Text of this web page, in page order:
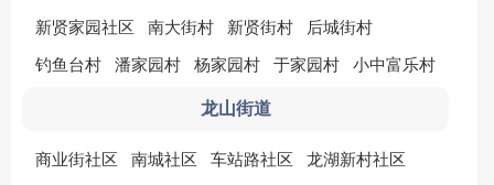
新贤家园社区 南大街村 新贤街村 后城街村
钓鱼台村 潘家园村 杨家园村 于家园村 小中富乐村
龙山街道
商业街社区 南城社区 车站路社区 龙湖新村社区